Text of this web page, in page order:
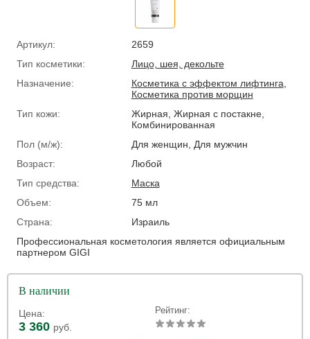
Артикул:
2659
Тип косметики:
Лицо, шея, декольте
Назначение:
Косметика с эффектом лифтинга
Косметика против морщин
Тип кожи:
Жирная, Жирная с постакне,
Комбинированная
Пол (м/ж):
Для женщин, Для мужчин
Возраст:
Любой
Тип средства:
Маска
Объем:
75 мл
Страна:
Израиль
Профессиональная косметология является официальным
партнером GIGI
В наличии
Цена:
3 360 руб.
Рейтинг: